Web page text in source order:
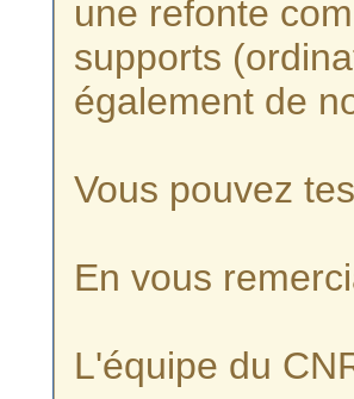
une refonte
supports
également de
Vous pouvez
En vous
L'équipe du